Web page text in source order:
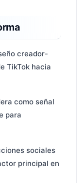
creador-
TikTok hacia
como señal
para
sociales
principal en